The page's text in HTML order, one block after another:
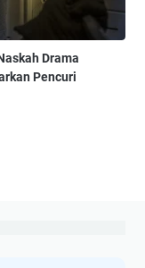
Drama
Pencuri